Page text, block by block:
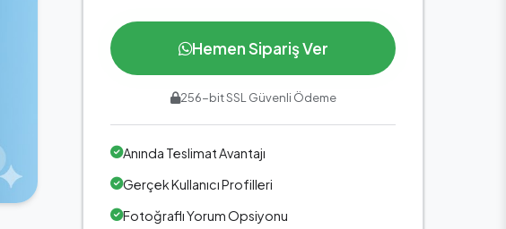
Hemen Sipariş Ver
256-bit SSL Güvenli Ödeme
Anında Teslimat Avantajı
Gerçek Kullanıcı Profilleri
Fotoğraflı Yorum Opsiyonu